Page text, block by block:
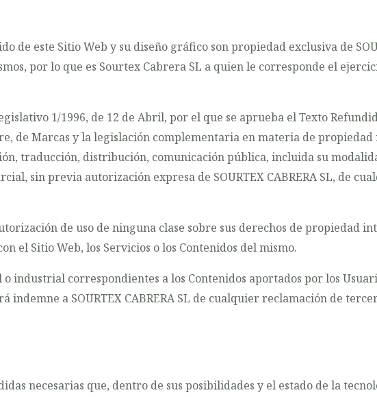
de este Sitio Web y su diseño gráfico son propiedad exclusiva de
por lo que es Sourtex Cabrera SL a quien le corresponde el
1/1996, de 12 de Abril, por el que se aprueba el Texto
de Marcas y la legislación complementaria en materia de
traducción, distribución, comunicación pública, incluida su
sin previa autorización expresa de SOURTEX CABRERA SL, de
de uso de ninguna clase sobre sus derechos de propiedad
el Sitio Web, los Servicios o los Contenidos del mismo.
industrial correspondientes a los Contenidos aportados por los
a SOURTEX CABRERA SL de cualquier reclamación de
necesarias que, dentro de sus posibilidades y el estado de la